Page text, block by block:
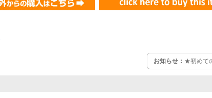
お知らせ： ★初めて